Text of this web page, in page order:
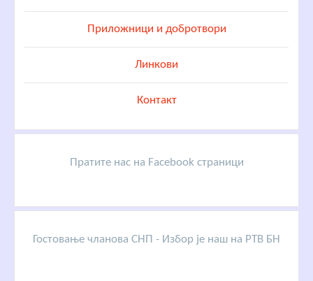
Приложници и добротвори
Линкови
Контакт
Пратите нас на Facebook страници
Гостовање чланова СНП - Избор је наш на РТВ БН